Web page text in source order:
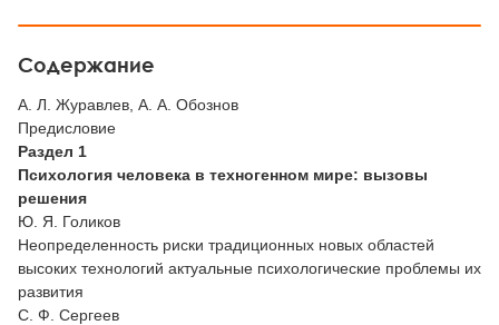
Содержание
А. Л. Журавлев, А. А. Обознов
Предисловие
Раздел 1
Психология человека в техногенном мире: вызовы
решения
Ю. Я. Голиков
Неопределенность риски традиционных новых областей
высоких технологий актуальные психологические проблемы их
развития
С. Ф. Сергеев